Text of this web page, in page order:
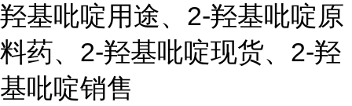
羟基吡啶用途、2-羟基吡啶原
料药、2-羟基吡啶现货、2-羟
基吡啶销售